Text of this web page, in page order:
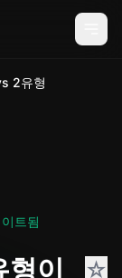
2유형
이트됨
형이
☆